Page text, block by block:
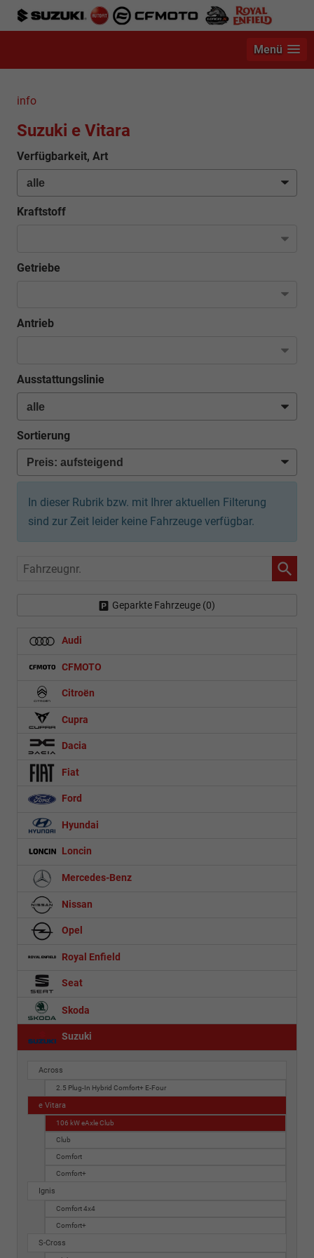
Menü
info
Suzuki e Vitara
Verfügbarkeit, Art
Kraftstoff
Getriebe
Antrieb
Ausstattungslinie
Sortierung
In dieser Rubrik bzw. mit Ihrer aktuellen Filterung
sind zur Zeit leider keine Fahrzeuge verfügbar.
Fahrzeugnr.
Geparkte Fahrzeuge (0)
Audi
CFMOTO
Citroën
Cupra
Dacia
Fiat
Ford
Hyundai
Loncin
Mercedes-Benz
Nissan
Opel
Royal Enfield
Seat
Skoda
Suzuki
Across
2.5 Plug-In Hybrid Comfort+ E-Four
e Vitara
106 kW eAxle Club
Club
Comfort
Comfort+
Ignis
Comfort 4x4
Comfort+
S-Cross